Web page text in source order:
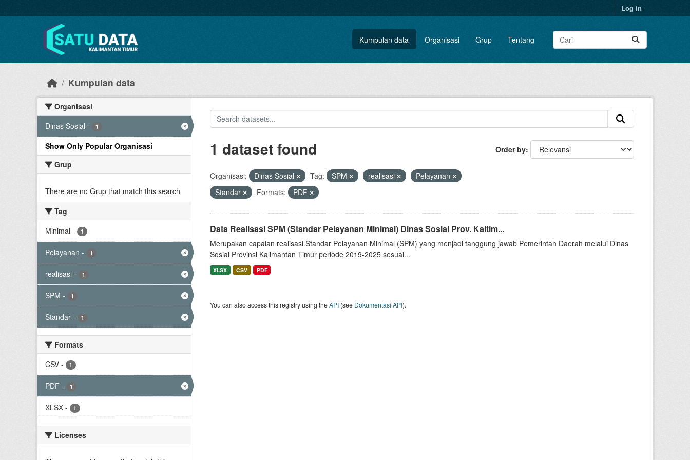
Log in
Kumpulan data Organisasi Grup Tentang
Kumpulan data
Organisasi
Dinas Sosial - 1
Show Only Popular Organisasi
Grup
There are no Grup that match this search
Tag
Minimal - 1
Pelayanan - 1
realisasi - 1
SPM - 1
Standar - 1
Formats
CSV - 1
PDF - 1
XLSX - 1
Licenses
Order by
1 dataset found
Organisasi: Dinas Sosial Tag: SPM realisasi
Pelayanan
Standar
Formats: PDF
Data Realisasi SPM (Standar Pelayanan Minimal) Dinas Sosial Prov. Kaltim...
Merupakan capaian realisasi Standar Pelayanan Minimal (SPM) yang menjadi tanggung jawab Pemerintah Daerah melalui Dinas
Sosial Provinsi Kalimantan Timur periode 2019-2025 sesuai...
XLSX CSV PDF
You can also access this registry using theAPI(see Dokumentasi API).